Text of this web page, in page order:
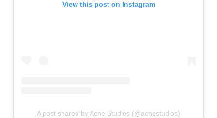
View this post on Instagram
A post shared by Acne Studios (@acnestudios)